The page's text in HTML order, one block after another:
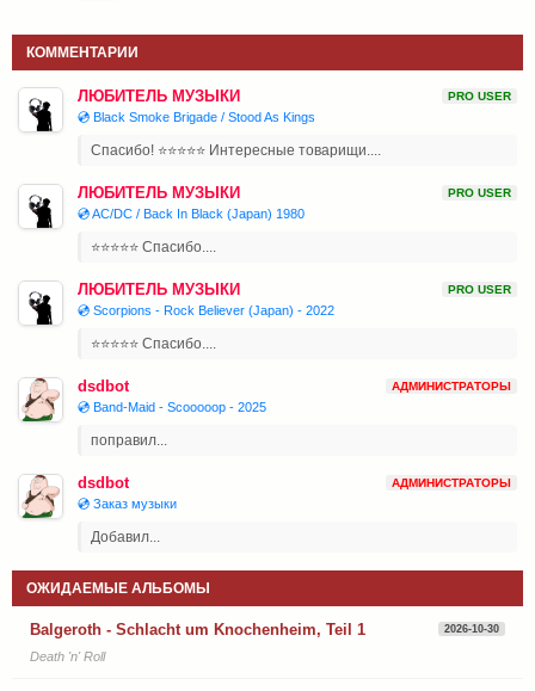
КОММЕНТАРИИ
ЛЮБИТЕЛЬ МУЗЫКИ PRO USER
💿 Black Smoke Brigade / Stood As Kings
Спасибо! ⭐⭐⭐⭐⭐ Интересные товарищи....
ЛЮБИТЕЛЬ МУЗЫКИ PRO USER
💿 AC/DC / Back In Black (Japan) 1980
⭐⭐⭐⭐⭐ Спасибо....
ЛЮБИТЕЛЬ МУЗЫКИ PRO USER
💿 Scorpions - Rock Believer (Japan) - 2022
⭐⭐⭐⭐⭐ Спасибо....
dsdbot АДМИНИСТРАТОРЫ
💿 Band-Maid - Scooooop - 2025
поправил...
dsdbot АДМИНИСТРАТОРЫ
💿 Заказ музыки
Добавил...
ОЖИДАЕМЫЕ АЛЬБОМЫ
Balgeroth - Schlacht um Knochenheim, Teil 1 2026-10-30
Death 'n' Roll